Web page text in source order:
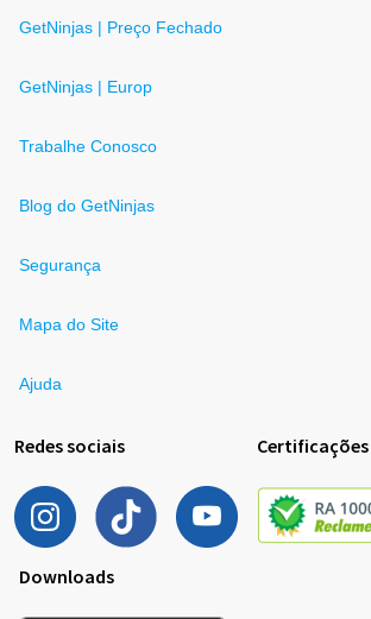
GetNinjas | Preço Fechado
GetNinjas | Europ
Trabalhe Conosco
Blog do GetNinjas
Segurança
Mapa do Site
Ajuda
Redes sociais Certificações
Downloads